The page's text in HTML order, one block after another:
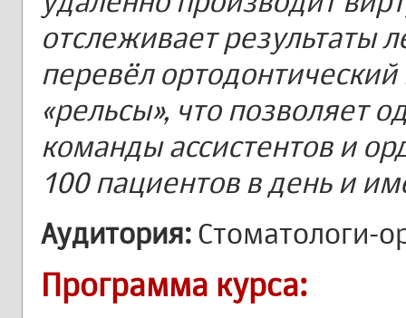
отслеживает результаты
перевёл
«рельсы», что позволяет
команды ассистентов и
100 пациентов в день и
Аудитория: Стоматологи-
Программа курса: